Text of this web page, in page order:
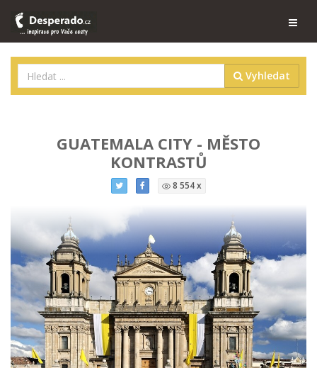
Vyhledat
GUATEMALA CITY - MĚSTO
KONTRASTŮ
8 554 x